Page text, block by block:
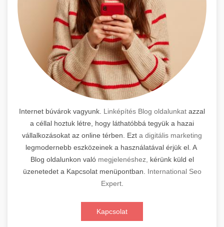
Internet búvárok vagyunk. Linképítés Blog oldalunkat azzal
a céllal hoztuk létre, hogy láthatóbbá tegyük a hazai
vállalkozásokat az online térben. Ezt a digitális marketing
legmodernebb eszközeinek a használatával érjük el. A
Blog oldalunkon való megjelenéshez,
kérünk küld el
üzenetedet a Kapcsolat menüpontban. International Seo
Expert.
Kapcsolat